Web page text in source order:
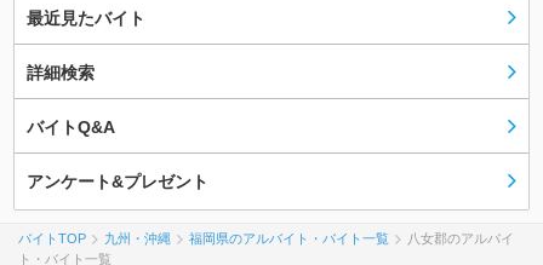
最近見たバイト
詳細検索
バイトQ&A
アンケート&プレゼント
バイトTOP 九州・沖縄 福岡県のアルバイト・バイト一覧
八女郡のアルバイ
ト・バイト一覧